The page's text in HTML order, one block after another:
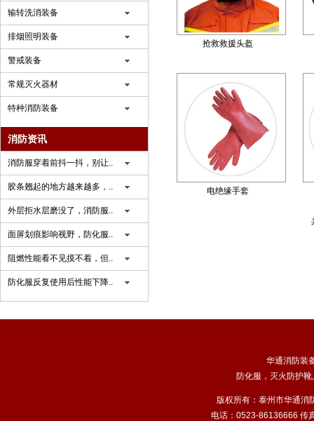
输转洗消装备
排烟照明装备
警戒装备
常规灭火器材
特种消防装备
消防资讯
消防服穿着前抖一抖，别让..
胶条翘起的地方越来越多，..
外层拒水层磨没了，消防服..
面屏划痕影响视野，防化服..
阻燃性能看不见摸不着，但..
防化服反复使用后性能下降..
抢救救援头盔
电绝缘手套
华通消防装
防化服 ， 灭火防护靴,
版权所有：泰州市华通消
电话：0523-86136666 传